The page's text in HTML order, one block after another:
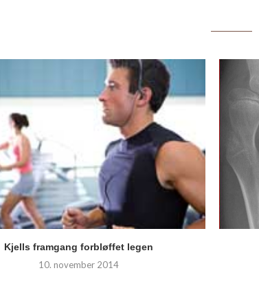
Kjells framgang forbløffet legen
10. november 2014